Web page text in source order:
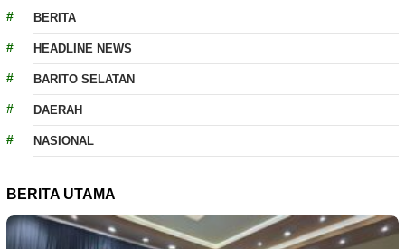
BERITA
HEADLINE NEWS
BARITO SELATAN
DAERAH
NASIONAL
BERITA UTAMA